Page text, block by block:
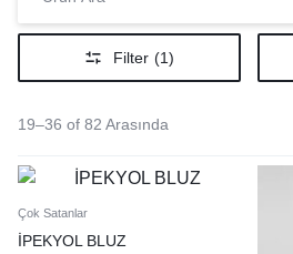
Filter (1)
19–36 of 82 Arasında
Çok Satanlar
İPEKYOL BLUZ